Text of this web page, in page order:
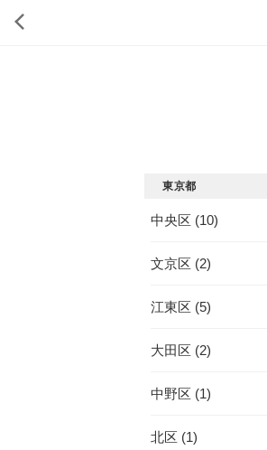
東京都
中央区 (10)
文京区 (2)
江東区 (5)
大田区 (2)
中野区 (1)
北区 (1)